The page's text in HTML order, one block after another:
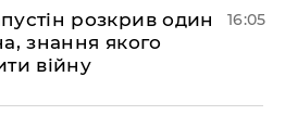
розкрив один
знання якого
війну
16:05